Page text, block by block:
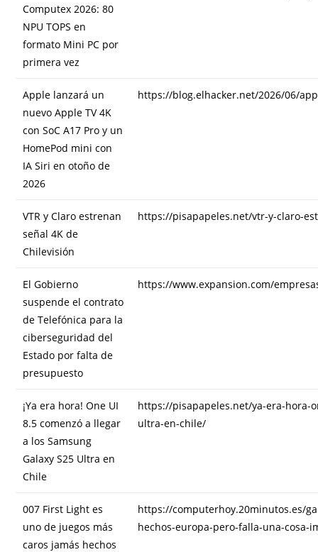
Computex 2026: 80
NPU TOPS en
formato Mini PC por
primera vez
Apple lanzará un
nuevo Apple TV 4K
con SoC A17 Pro y un
HomePod mini con
IA Siri en otoño de
2026
https://blog.elhacker.net/2026/06/
VTR y Claro estrenan
señal 4K de
Chilevisión
https://pisapapeles.net/vtr-y-claro-
El Gobierno
suspende el contrato
de Telefónica para la
ciberseguridad del
Estado por falta de
presupuesto
https://www.expansion.com/
¡Ya era hora! One UI
8.5 comenzó a llegar
a los Samsung
Galaxy S25 Ultra en
Chile
https://pisapapeles.net/ya-era-hora-
ultra-en-chile/
007 First Light es
uno de juegos más
caros jamás hechos
https://computerhoy.20minutos.es/
hechos-europa-pero-falla-una-cosa-